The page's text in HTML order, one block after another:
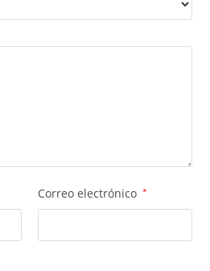
Correo electrónico *